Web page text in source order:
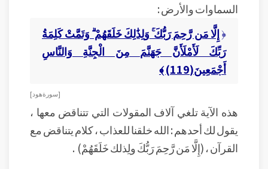
السماوات والأرض :
﴿إِلَّا مَن رَّحِمَ رَبُّكَ ۚوَلِذَٰلِكَ خَلَقَهُمْ ۗ وَتَمَّتْ كَلِمَةُ
رَبِّكَ لَأَمْلَأَنَّ جَهَنَّمَ مِنَ الْجِنَّةِ وَالنَّاسِ
أَجْمَعِينَ(119) ﴾
[ سورة هود ]
هذه الآية تلغي آلاف المقولات التي تتناقض معها ،
يقول لك أحدهم : الله خلقنا للعذاب ، كلام يتناقض مع
القرآن ، (إِلَّا مَن رَّحِمَ رَبُّكَ ولِذلك خَلَقَهُمْ) .